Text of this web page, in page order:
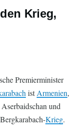
Krieg,
Premierminister
istArmenien,
und
Krieg.